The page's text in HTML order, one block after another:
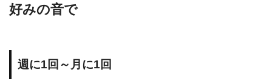
好みの音で
週に1回～月に1回